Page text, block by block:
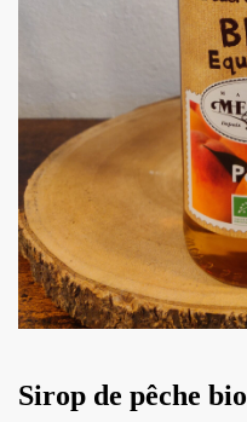
Sirop de pêche bio